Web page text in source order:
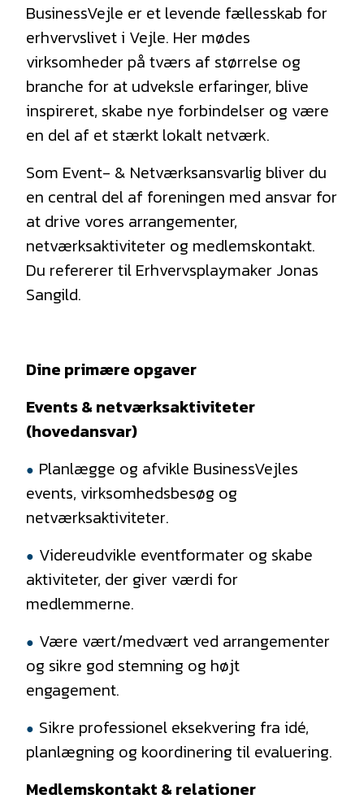
BusinessVejle er et levende fællesskab for
erhvervslivet i Vejle. Her mødes
virksomheder på tværs af størrelse og
branche for at udveksle erfaringer, blive
inspireret, skabe nye forbindelser og være
en del af et stærkt lokalt netværk.
Som Event- & Netværksansvarlig bliver du
en central del af foreningen med ansvar for
at drive vores arrangementer,
netværksaktiviteter og medlemskontakt.
Du refererer til Erhvervsplaymaker Jonas
Sangild.
Dine primære opgaver
Events & netværksaktiviteter
(hovedansvar)
Planlægge og afvikle BusinessVejles
events, virksomhedsbesøg og
netværksaktiviteter.
Videreudvikle eventformater og skabe
aktiviteter, der giver værdi for
medlemmerne.
Være vært/medvært ved arrangementer
og sikre god stemning og højt
engagement.
Sikre professionel eksekvering fra idé,
planlægning og koordinering til evaluering.
Medlemskontakt & relationer